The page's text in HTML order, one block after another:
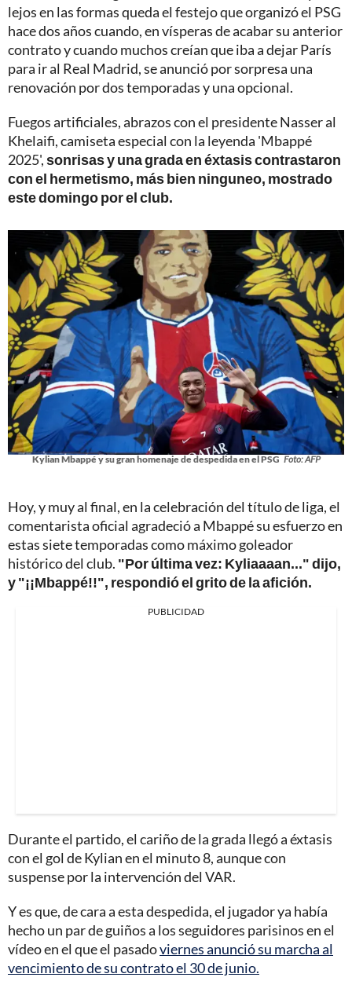
lejos en las formas queda el festejo que organizó el PSG
hace dos años cuando, en vísperas de acabar su anterior
contrato y cuando muchos creían que iba a dejar París
para ir al Real Madrid, se anunció por sorpresa una
renovación por dos temporadas y una opcional.
Fuegos artificiales, abrazos con el presidente Nasser al
Khelaifi, camiseta especial con la leyenda 'Mbappé
2025',sonrisas y una grada en éxtasis contrastaron
con el hermetismo, más bien ninguneo, mostrado
este domingo por el club.
Kylian Mbappé y su gran homenaje de despedida en el PSG Foto: AFP
Hoy, y muy al final, en la celebración del título de liga, el
comentarista oficial agradeció a Mbappé su esfuerzo en
estas siete temporadas como máximo goleador
histórico del club. "Por última vez: Kyliaaaan..." dijo,
y "¡¡Mbappé!!", respondió el grito de la afición.
PUBLICIDAD
Durante el partido, el cariño de la grada llegó a éxtasis
con el gol de Kylian en el minuto 8, aunque con
suspense por la intervención del VAR.
Y es que, de cara a esta despedida, el jugador ya había
hecho un par de guiños a los seguidores parisinos en el
vídeo en el que el pasadoviernes anunció su marcha al
vencimiento de su contrato el 30 de junio.